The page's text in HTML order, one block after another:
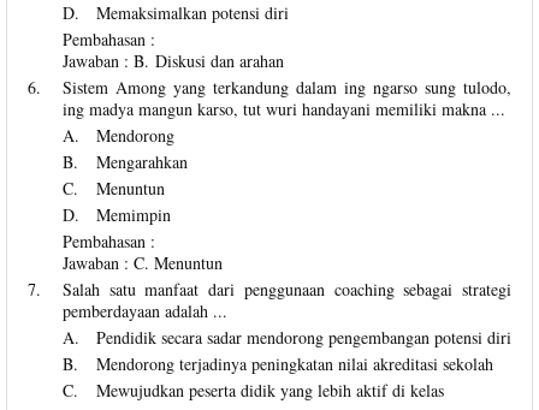
D.
Memaksimalkan potensi diri
Pembahasan :
Jawaban : B. Diskusi dan arahan
6.
Sistem Among yang terkandung dalam ing ngarso sung tulodo,
ing madya mangun karso, tut wuri handayani memiliki makna ...
A.
Mendorong
B.
Mengarahkan
C.
Menuntun
D.
Memimpin
Pembahasan :
Jawaban : C. Menuntun
7.
Salah satu manfaat dari penggunaan coaching sebagai strategi
pemberdayaan adalah ...
A.
Pendidik secara sadar mendorong pengembangan potensi diri
B.
Mendorong terjadinya peningkatan nilai akreditasi sekolah
C.
Mewujudkan peserta didik yang lebih aktif di kelas